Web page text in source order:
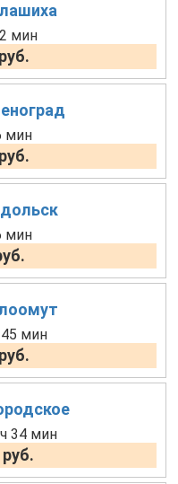
мин
мин
мин
мин
34 мин